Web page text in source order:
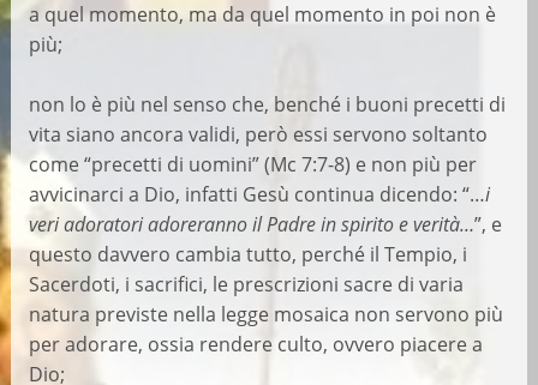
a quel momento, ma da quel momento in poi non è
più;
non lo è più nel senso che, benché i buoni precetti di
vita siano ancora validi, però essi servono soltanto
come “precetti di uomini” (Mc 7:7-8) e non più per
avvicinarci a Dio, infatti Gesù continua dicendo: “…i
veri adoratori adoreranno il Padre in spirito e verità…”, e
questo davvero cambia tutto, perché il Tempio, i
Sacerdoti, i sacrifici, le prescrizioni sacre di varia
natura previste nella legge mosaica non servono più
per adorare, ossia rendere culto, ovvero piacere a
Dio;